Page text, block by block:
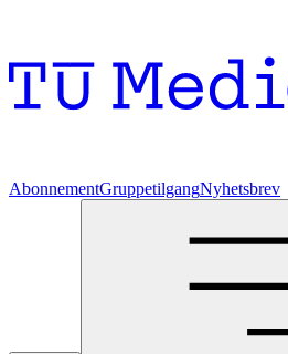
AbonnementGruppetilgangNyhetsbrev